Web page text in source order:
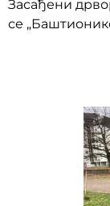
Засађени
се